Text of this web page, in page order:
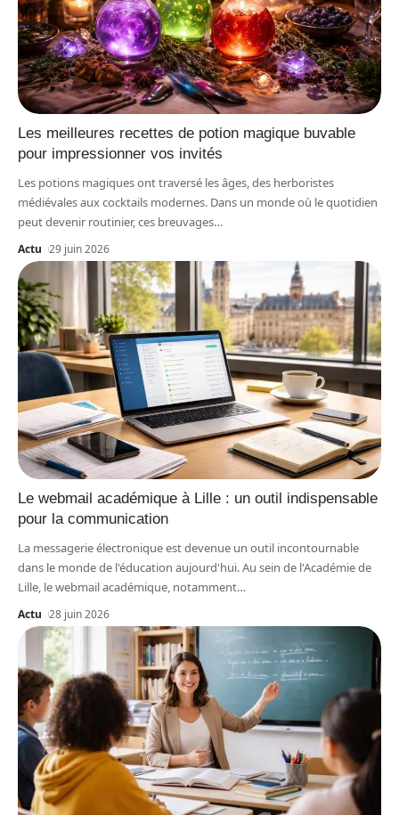
Les meilleures recettes de potion magique buvable
pour impressionner vos invités
Les potions magiques ont traversé les âges, des herboristes
médiévales aux cocktails modernes. Dans un monde où le quotidien
peut devenir routinier, ces breuvages…
Actu 29 juin 2026
Le webmail académique à Lille : un outil indispensable
pour la communication
La messagerie électronique est devenue un outil incontournable
dans le monde de l'éducation aujourd'hui. Au sein de l'Académie de
Lille, le webmail académique, notamment…
Actu 28 juin 2026